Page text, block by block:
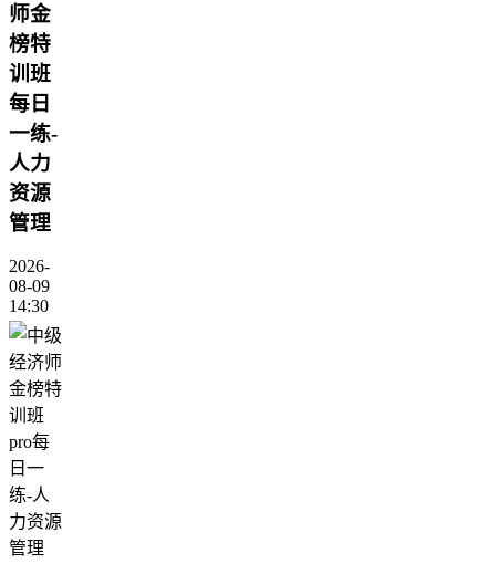
师金
榜特
训班
每日
一练-
人力
资源
管理
2026-
08-09
14:30